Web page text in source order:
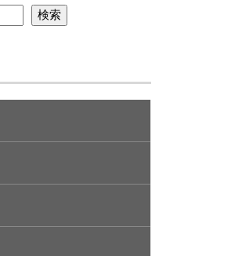
検索